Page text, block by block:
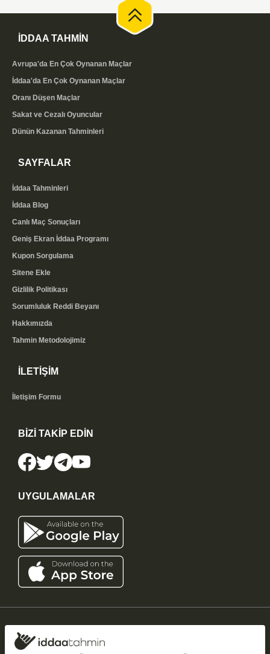
İDDAA TAHMİN
Avrupa'da En Çok Oynanan Maçlar
İddaa'da En Çok Oynanan Maçlar
Oranı Düşen Maçlar
Sakat ve Cezalı Oyuncular
Dünün Kazanan Tahminleri
SAYFALAR
İddaa Tahminleri
İddaa Blog
Canlı Maç Sonuçları
Geniş Ekran İddaa Programı
Kupon Sorgulama
Sitene Ekle
Gizlilik Politikası
Sorumluluk Reddi Beyanı
Hakkımızda
Tahmin Metodolojimiz
İLETİŞİM
İletişim Formu
BİZİ TAKİP EDİN
UYGULAMALAR
iddaatahmin11.com
Tüm Hakları Saklıdır